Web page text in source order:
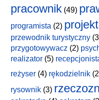
pracownik (49)
programista (2)
przewodnik turystyczny
przygotowywacz (2)
realizator (5)
reżyser (4) rękodzielnik
rysownik (3)